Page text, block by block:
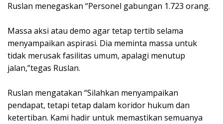
‎Ruslan menegaskan “Personel gabungan 1.723 orang.
‎Massa aksi atau demo agar tetap tertib selama
menyampaikan aspirasi. Dia meminta massa untuk
tidak merusak fasilitas umum, apalagi menutup
jalan,”tegas Ruslan.
‎Ruslan mengatakan “Silahkan menyampaikan
pendapat, tetapi tetap dalam koridor hukum dan
ketertiban. Kami hadir untuk memastikan semuanya